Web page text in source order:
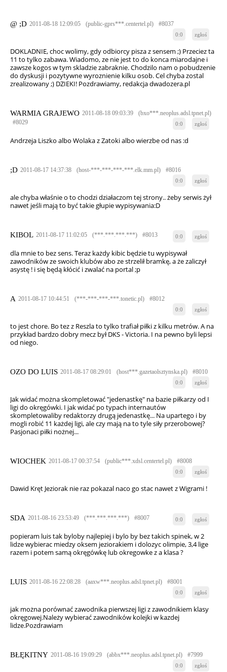
@ ;D 2011-08-18 12:09:05 (public-gprs***.centertel.pl) #8037
0:0 zgłoś
DOKLADNIE, choc wolimy, gdy odbiorcy pisza z sensem ;) Przeciez ta
11 to tylko zabawa. Wiadomo, ze nie jest to do konca miarodajne i
zawsze kogos w tym skladzie zabraknie. Chodzilo nam o pobudzenie
do dyskusji i pozytywne wyroznienie kilku osob. Cel chyba zostal
zrealizowany ;) DZIEKI! Pozdrawiamy, redakcja dwadozera.pl
WARMIA GRAJEWO 2011-08-18 09:03:39
(bxo***.neoplus.adsl.tpnet.pl)
#8029
0:0 zgłoś
Andrzeja Liszko albo Wolaka z Zatoki albo wierzbe od nas :d
;D 2011-08-17 14:37:38 (host-***-***-***-***.elk.mm.pl) #8016
0:0 zgłoś
ale chyba właśnie o to chodzi działaczom tej strony.. żeby serwis żył
nawet jeśli mają to być takie głupie wypisywania:D
KIBOL 2011-08-17 11:02:05 (***.***.***.***) #8013 0:0 zgłoś
dla mnie to bez sens. Teraz każdy kibic będzie tu wypisywał
zawodników ze swoich klubów abo ze strzelił bramkę, a że zaliczył
asystę ! i się będą kłócić i zwalać na portal ;p
A 2011-08-17 10:44:51 (***-***-***-***.tonetic.pl) #8012
0:0 zgłoś
to jest chore. Bo tez z Reszla to tylko trafiał piłki z kilku metrów. A na
przykład bardzo dobry mecz był DKS - Victoria. I na pewno byli lepsi
od niego.
OZO DO LUIS 2011-08-17 08:29:01 (host***.gazetaolsztynska.pl) #8010
0:0 zgłoś
Jak widać można skompletować "jedenastkę" na bazie piłkarzy od I
ligi do okręgówki. I jak widać po typach internautów
skompletowaliby redaktorzy drugą jedenastkę... Na upartego i by
mogli robić 11 każdej ligi, ale czy mają na to tyle siły przerobowej?
Pasjonaci piłki nożnej...
WIOCHEK 2011-08-17 00:37:54 (public***.xdsl.centertel.pl) #8008
0:0 zgłoś
Dawid Kręt Jeziorak nie raz pokazal naco go stac nawet z Wigrami !
SDA 2011-08-16 23:53:49 (***.***.***.***) #8007 0:0 zgłoś
popieram luis tak byloby najlepiej i bylo by bez takich spinek, w 2
lidze wybierac miedzy oksem jeziorakiem i dolozyc olimpie, 3,4 lige
razem i potem samą okręgówkę lub okregowke z a klasa ?
LUIS 2011-08-16 22:08:28 (aaxw***.neoplus.adsl.tpnet.pl) #8001
0:0 zgłoś
jak można porównać zawodnika pierwszej ligi z zawodnikiem klasy
okręgowej.Należy wybierać zawodników kolejki w kazdej
lidze.Pozdrawiam
BŁĘKITNY 2011-08-16 19:09:29 (abbx***.neoplus.adsl.tpnet.pl) #7999
0:0 zgłoś